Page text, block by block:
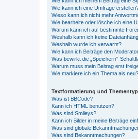
Wie kann ich eine Umfrage
Wieso kann ich nicht mehr
Wie bearbeite oder lösche ich eine
Warum kann ich auf bestimmte
Weshalb kann ich keine
Weshalb wurde ich verwarnt?
Wie kann ich Beiträge den
Was bewirkt die „Speichern“-
Warum muss mein Beitrag erst
Wie markiere ich ein Thema als neu?
Textformatierung und
Was ist BBCode?
Kann ich HTML benutzen?
Was sind Smileys?
Kann ich Bilder in meine Beiträge
Was sind globale
Was sind Bekanntmachungen?